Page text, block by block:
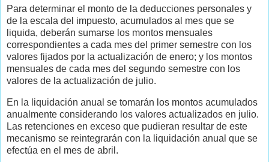
Para determinar el monto de la deducciones personales y
de la escala del impuesto, acumulados al mes que se
liquida, deberán sumarse los montos mensuales
correspondientes a cada mes del primer semestre con los
valores fijados por la actualización de enero; y los montos
mensuales de cada mes del segundo semestre con los
valores de la actualización de julio.
En la liquidación anual se tomarán los montos acumulados
anualmente considerando los valores actualizados en julio.
Las retenciones en exceso que pudieran resultar de este
mecanismo se reintegrarán con la liquidación anual que se
efectúa en el mes de abril.